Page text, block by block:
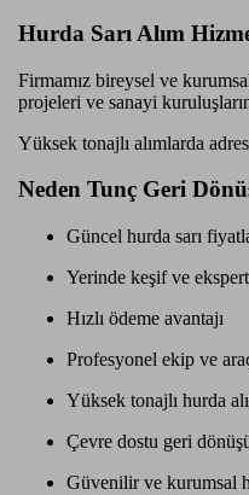
Hurda Sarı Alım
Firmamız bireysel ve
projeleri ve sanayi
Yüksek tonajlı alımlarda
Neden Tunç Geri
Güncel hurda sarı
Yerinde keşif ve
Hızlı ödeme avantajı
Profesyonel ekip ve
Yüksek tonajlı hurda
Çevre dostu geri
Güvenilir ve kurumsal